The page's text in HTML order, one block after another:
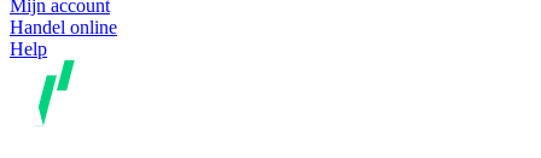
Mijn account
Handel online
Help